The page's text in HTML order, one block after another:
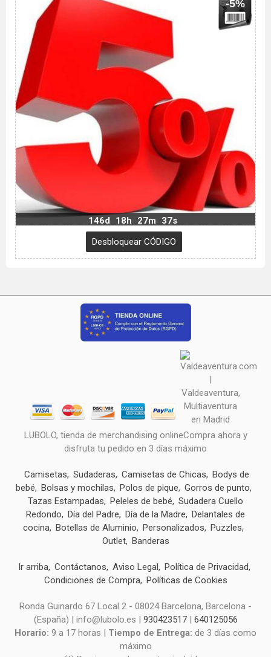
-5%
146d 18h 27m 36s
LUBOLO, tienda de merchandising onlineCompra ahora y
disfruta tu pedido en 3 días máximo
Camisetas Sudaderas Camisetas de Chicas
Bodys de
bebé
Bolsas y mochilas Polos de pique
Gorros de punto
Tazas Estampadas
Peleles de bebé
Sudadera Cuello
Redondo
Día del Padre Día de la Madre
Delantales de
cocina Botellas de Aluminio Personalizados
Puzzles
Outlet Banderas
Ir arriba Contáctanos Aviso Legal
Política de Privacidad
Condiciones de Compra Políticas de Cookies
Ronda Guinardo 67 Local 2 - 08024 Barcelona, Barcelona -
(España) | info@lubolo.es | 930423517| 640125056
Horario: 9 a 17 horas | Tiempo de Entrega: de 3 días como
máximo